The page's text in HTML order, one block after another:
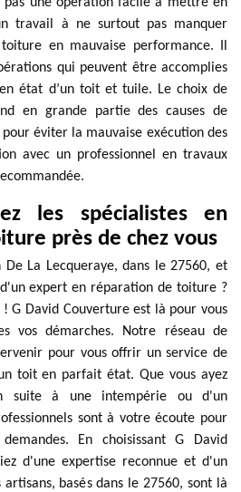
travail à ne surtout pas manquer
en mauvaise performance. Il
qui peuvent être accomplies
état d’un toit et tuile. Le choix de
en grande partie des causes de
éviter la mauvaise exécution des
avec un professionnel en travaux
les spécialistes en
près de chez vous
De La Lecqueraye, dans le 27560, et
expert en réparation de toiture ?
G David Couverture est là pour vous
vos démarches. Notre réseau de
pour vous offrir un service de
toit en parfait état. Que vous ayez
suite à une intempérie ou d'un
sont à votre écoute pour
En choisissant G David
d'une expertise reconnue et d'un
basés dans le 27560, sont là